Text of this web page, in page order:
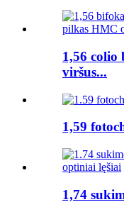
1,56 colio
viršus...
1,59
1,74